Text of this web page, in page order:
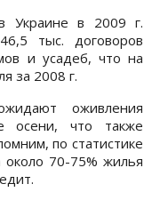
Украине в 2009 г.
тыс. договоров
и усадеб, что на
за 2008 г.
оживления
осени, что также
по статистике
70-75% жилья